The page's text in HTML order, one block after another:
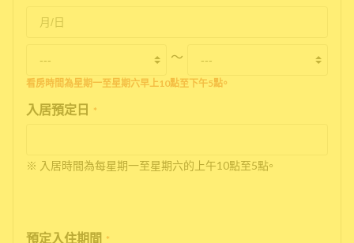
〜
看房時間為星期一至星期六早上10點至下午5點。
入居預定日 *
※ 入居時間為每星期一至星期六的上午10點至5點。
預定入住期間 *